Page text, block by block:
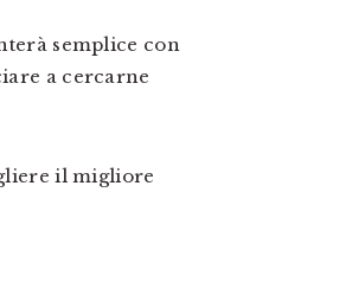
semplice con
a cercarne
il migliore